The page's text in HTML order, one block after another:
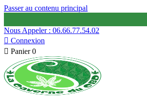
Passer au contenu principal
Nous Appeler : 06.66.77.54.02
 Connexion
 Panier 0